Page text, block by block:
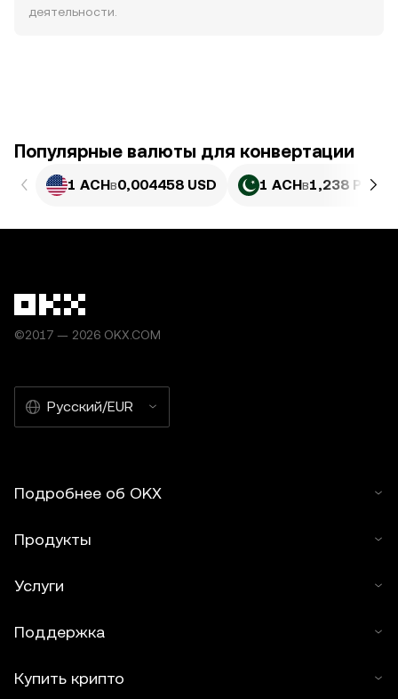
деятельности.
Популярные валюты для конвертации
1 ACHв0,004458 USD 1 ACHв1,238 PKR
©2017 — 2026 OKX.COM
Русский/EUR
Подробнее об OKX
Продукты
Услуги
Поддержка
Купить крипто